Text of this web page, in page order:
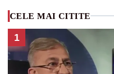
CELE MAI CITITE
1